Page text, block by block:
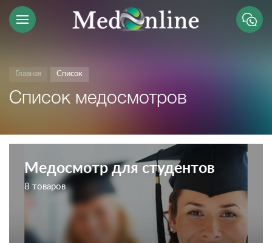
Главная Список
Список медосмотров
Медосмотр для студентов
8 товаров